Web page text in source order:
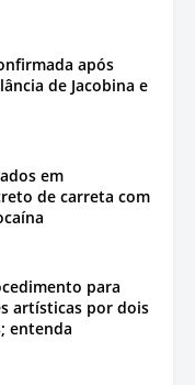
após
de Jacobina e
em
de carreta com
para
artísticas por dois
entenda